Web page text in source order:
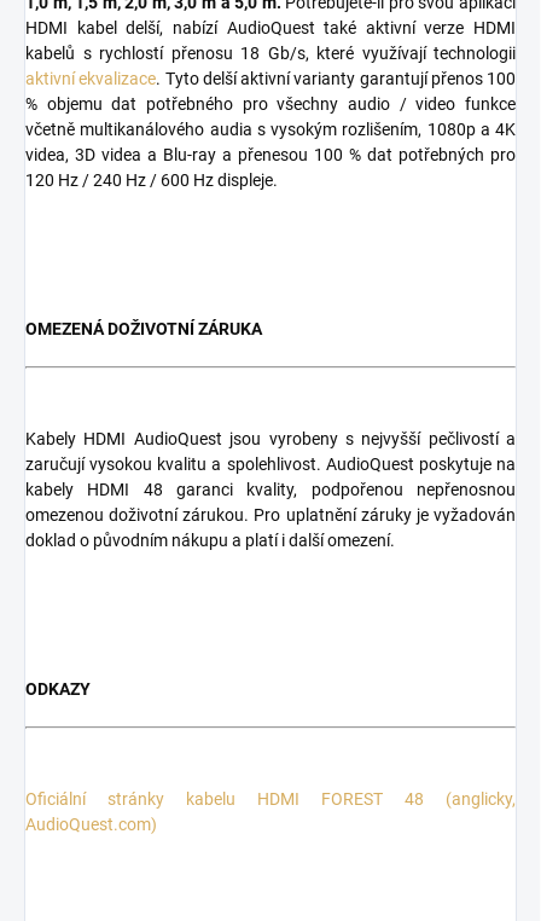
HDMI kabel delší, nabízí AudioQuest také aktivní verze HDMI
kabelů s rychlostí přenosu 18 Gb/s, které využívají technologii
aktivní ekvalizace. Tyto delší aktivní varianty garantují přenos 100
% objemu dat potřebného pro všechny audio / video funkce
včetně multikanálového audia s vysokým rozlišením, 1080p a 4K
videa, 3D videa a Blu-ray a přenesou 100 % dat potřebných pro
120 Hz / 240 Hz / 600 Hz displeje.
OMEZENÁ DOŽIVOTNÍ ZÁRUKA
Kabely HDMI AudioQuest jsou vyrobeny s nejvyšší pečlivostí a
zaručují vysokou kvalitu a spolehlivost. AudioQuest poskytuje na
kabely HDMI 48 garanci kvality, podpořenou nepřenosnou
omezenou doživotní zárukou. Pro uplatnění záruky je vyžadován
doklad o původním nákupu a platí i další omezení.
ODKAZY
Oficiální stránky kabelu HDMI FOREST 48 (anglicky,
AudioQuest.com)